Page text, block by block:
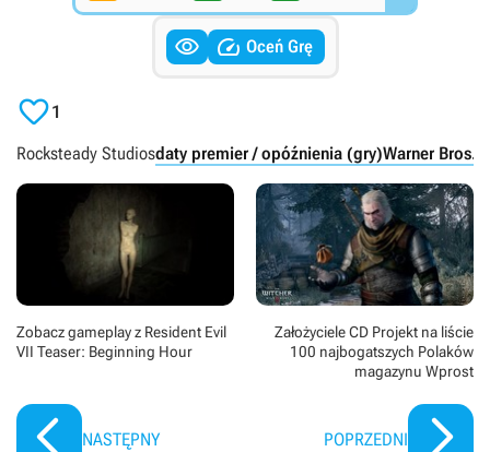
  Oceń Grę
1
Rocksteady Studiosdaty premier / opóźnienia (gry)Warner Bros.
Zobacz gameplay z Resident Evil
VII Teaser: Beginning Hour
NASTĘPNY
Założyciele CD Projekt na liście
100 najbogatszych Polaków
magazynu Wprost
POPRZEDNI